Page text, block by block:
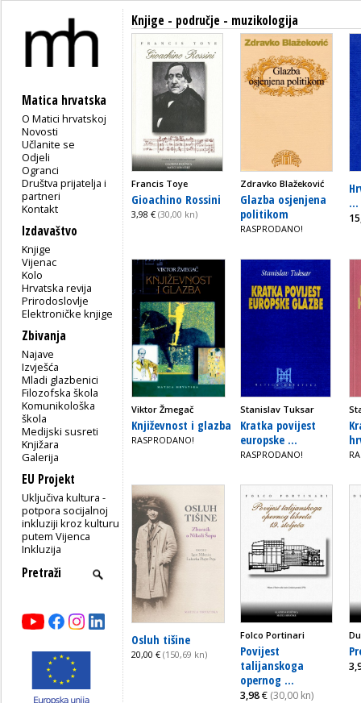
Matica hrvatska
O Matici hrvatskoj
Novosti
Učlanite se
Odjeli
Ogranci
Društva prijatelja i
partneri
Kontakt
Izdavaštvo
Knjige
Vijenac
Kolo
Hrvatska revija
Prirodoslovlje
Elektroničke knjige
Zbivanja
Najave
Izvješća
Mladi glazbenici
Filozofska škola
Komunikološka
škola
Medijski susreti
Knjižara
Galerija
EU Projekt
Uključiva kultura -
potpora socijalnoj
inkluziji kroz kulturu
putem Vijenca
Inkluzija
Knjige - područje - muzikologija
Francis Toye
Gioachino Rossini
3,98 € (30,00 kn)
Zdravko Blažeković
Glazba osjenjena
politikom
RASPRODANO!
...
Viktor Žmegač
Književnost i glazba
RASPRODANO!
Stanislav Tuksar
Kratka povijest
europske ...
RASPRODANO!
Osluh tišine
20,00 € (150,69 kn)
Folco Portinari
Povijest
talijanskoga
opernog ...
3,98€ (30,00 kn)